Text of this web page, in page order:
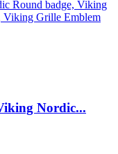
Nordic...